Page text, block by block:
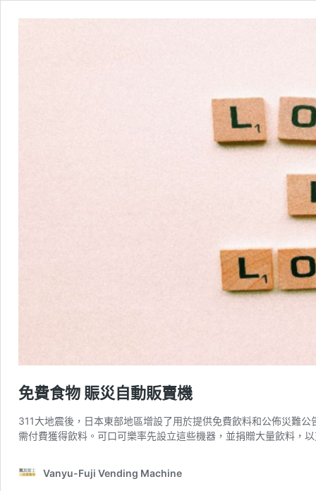
免費食物 賑災自動販賣機
311大地震後，日本東部地區增設了用於提供免費飲料和公佈災難
需付費獲得飲料。可口可樂率先設立這些機器，並捐贈大量飲料，
Vanyu-Fuji Vending Machine